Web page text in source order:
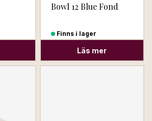
Bowl 12 Blue Fond
Finns i lager
Läs mer